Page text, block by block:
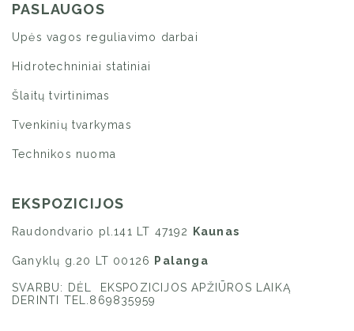
PASLAUGOS
Upės vagos reguliavimo darbai
Hidrotechniniai statiniai
Šlaitų tvirtinimas
Tvenkinių tvarkymas
Technikos nuoma
EKSPOZICIJOS
Raudondvario pl.141 LT 47192 Kaunas
Ganyklų g.20 LT 00126 Palanga
SVARBU: DĖL EKSPOZICIJOS APŽIŪROS LAIKĄ
DERINTI TEL.869835959